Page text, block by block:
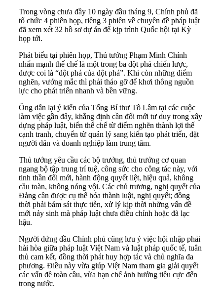
Trong vòng chưa đầy 10 ngày đầu tháng 9, Chính phủ đã
tổ chức 4 phiên họp, riêng 3 phiên về chuyên đề pháp luật
đã xem xét 32 hồ sơ dự án để kịp trình Quốc hội tại Kỳ
họp tới.
Phát biểu tại phiên họp, Thủ tướng Phạm Minh Chính
nhấn mạnh thể chế là một trong ba đột phá chiến lược,
được coi là “đột phá của đột phá”. Khi còn những điểm
nghẽn, vướng mắc thì phải tháo gỡ để khơi thông nguồn
lực cho phát triển nhanh và bền vững.
Ông dẫn lại ý kiến của Tổng Bí thư Tô Lâm tại các cuộc
làm việc gần đây, khẳng định cần đổi mới tư duy trong xây
dựng pháp luật, biến thể chế từ điểm nghẽn thành lợi thế
cạnh tranh, chuyển từ quản lý sang kiến tạo phát triển, đặt
người dân và doanh nghiệp làm trung tâm.
Thủ tướng yêu cầu các bộ trưởng, thủ trưởng cơ quan
ngang bộ tập trung trí tuệ, công sức cho công tác này, với
tinh thần đổi mới, hành động quyết liệt, hiệu quả, không
cầu toàn, không nóng vội. Các chủ trương, nghị quyết của
Đảng cần được cụ thể hóa thành luật, nghị quyết; đồng
thời phải bám sát thực tiễn, xử lý kịp thời những vấn đề
mới nảy sinh mà pháp luật chưa điều chỉnh hoặc đã lạc
hậu.
Người đứng đầu Chính phủ cũng lưu ý việc hội nhập phải
hài hòa giữa pháp luật Việt Nam và luật pháp quốc tế, tuân
thủ cam kết, đồng thời phát huy hợp tác và chủ nghĩa đa
phương. Điều này vừa giúp Việt Nam tham gia giải quyết
các vấn đề toàn cầu, vừa hạn chế ảnh hưởng tiêu cực đến
trong nước.